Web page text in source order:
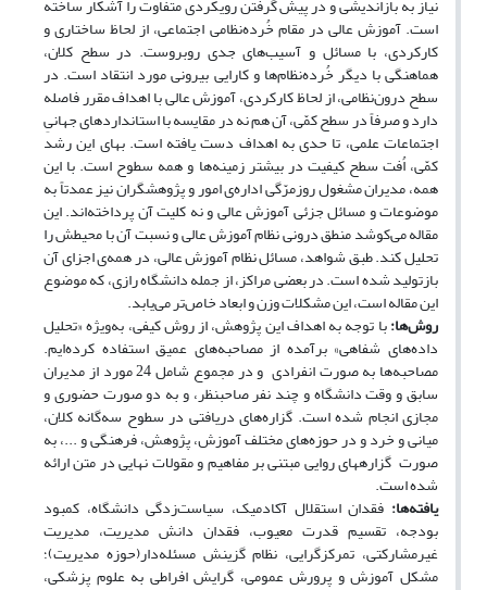
نیاز به بازاندیشی و در پیش گرفتن رویکردی متفاوت را آشکار ساخته
است. آموزش عالی در مقام خُرده‌نظامی اجتماعی، از لحاظ ساختاری و
کارکردی، با مسائل و آسیب‌های جدی روبروست. در سطح کلان،
هماهنگی با دیگر خُرده‌نظام‌ها و کارایی بیرونی مورد انتقاد است. در
سطح درون‌نظامی، از لحاظ کارکردی، آموزش عالی با اهداف مقرر فاصله
دارد و صرفاً در سطح کمّی، آن هم نه در مقایسه با استانداردهای جهانیِ
اجتماعات علمی، تا حدی به اهداف دست یافته است. بهای این رشد
کمّی، اُفت سطح کیفیت در بیشتر زمینه‌ها و همه سطوح است. با این
همه، مدیران مشغول روزمرّگی اداره‌ی امور و پژوهشگران نیز عمدتاً به
موضوعات و مسائل جزئی آموزش عالی و نه کلیت آن پرداخته‌اند. این
مقاله می‌کوشد منطق درونی نظام آموزش عالی و نسبت آن با محیطش را
تحلیل کند. طبق شواهد، مسائل نظام آموزش عالی، در همه‌ی اجزای آن
بازتولید شده است. در بعضی مراکز، از جمله دانشگاه رازی، که موضوع
این مقاله است، این مشکلات وزن و ابعاد خاص‌تر می‌یابد.
روش‌ها‌:با توجه به اهداف این پژوهش، از روش کیفی، به‌ویژه «تحلیل
داده‌های شفاهی» برآمده از مصاحبه‌های عمیق استفاده کرده‌ایم.
مصاحبه‌ها به صورت انفرادی و در مجموع شامل 24 مورد از مدیران
سابق و وقت دانشگاه و چند نفر صاحبنظر، و به دو صورت حضوری و
مجازی انجام شده است. گزاره‌های دریافتی در سطوح سه‌گانه کلان،
میانی و خرد و در حوزه‌های مختلف آموزش، پژوهش، فرهنگی و ...، به
صورت گزارههای روایی مبتنی بر مفاهیم و مقولات نهایی در متن ارائه
شده است.
یافته‌ها: فقدان استقلال آکادمیک، سیاست‌زدگی دانشگاه، کمبود
بودجه، تقسیم قدرت معیوب، فقدان دانش مدیریت، مدیریت
غیرمشارکتی، تمرکزگرایی، نظام گزینش مسئله‌دار(حوزه مدیریت)؛
مشکل آموزش و پرورش عمومی، گرایش افراطی به علوم پزشکی،